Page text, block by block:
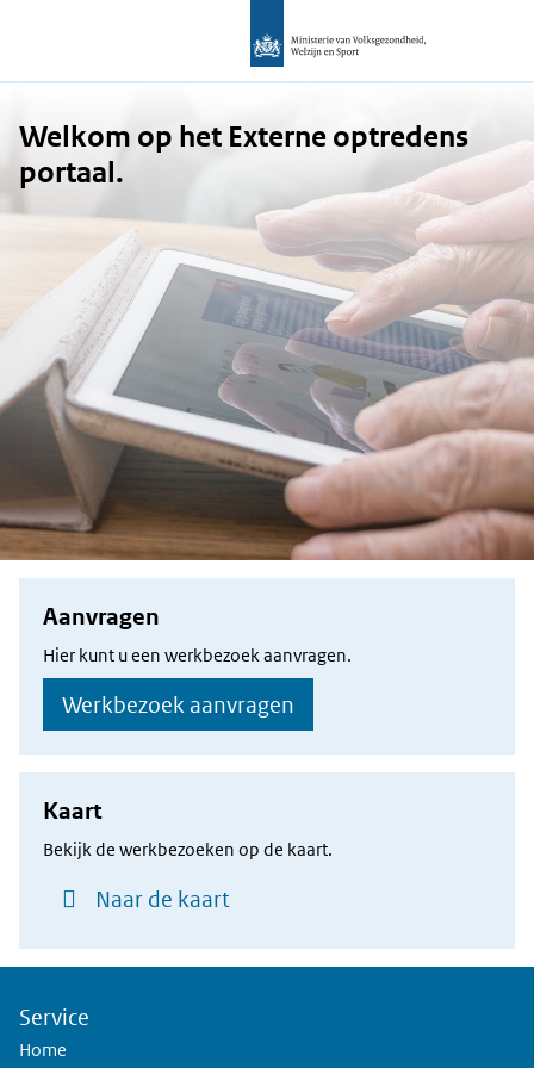
Welkom op het Externe optredens
portaal.
Aanvragen
Hier kunt u een werkbezoek aanvragen.
Werkbezoek aanvragen
Kaart
Bekijk de werkbezoeken op de kaart.
Naar de kaart
Service
Home